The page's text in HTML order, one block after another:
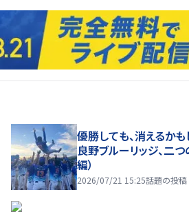
優勝しても、消えるかも
良野ブルーリッジ、二つ
編）
2026/07/21 15:25話題の投稿